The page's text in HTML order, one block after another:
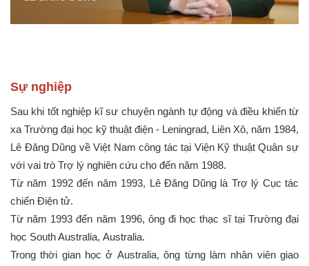
Sự nghiệp
Sau khi tốt nghiệp kĩ sư chuyên ngành tự động và điều khiển từ
xa Trường đại học kỹ thuật điện - Leningrad, Liên Xô, năm 1984,
Lê Đăng Dũng về Việt Nam công tác tại Viện Kỹ thuật Quân sự
với vai trò Trợ lý nghiên cứu cho đến năm 1988.
Từ năm 1992 đến năm 1993, Lê Đăng Dũng là Trợ lý Cục tác
chiến Điện tử.
Từ năm 1993 đến năm 1996, ông đi học thạc sĩ tại Trường đại
học South Australia, Australia.
Trong thời gian học ở Australia, ông từng làm nhân viên giao